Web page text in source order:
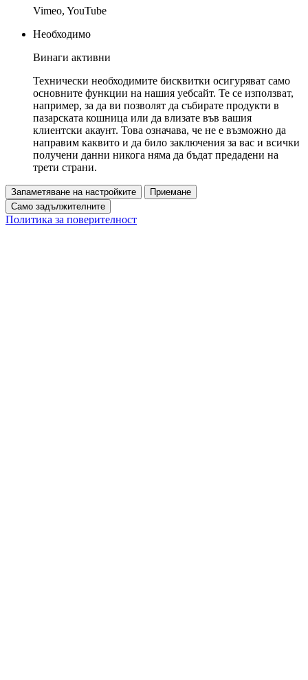
Vimeo, YouTube
Необходимо
Винаги активни
Технически необходимите бисквитки осигуряват само
основните функции на нашия уебсайт. Те се използват,
например, за да ви позволят да събирате продукти в
пазарската кошница или да влизате във вашия
клиентски акаунт. Това означава, че не е възможно да
направим каквито и да било заключения за вас и всички
получени данни никога няма да бъдат предадени на
трети страни.
Запаметяване на настройките
Приемане
Само задължителните
Политика за поверителност